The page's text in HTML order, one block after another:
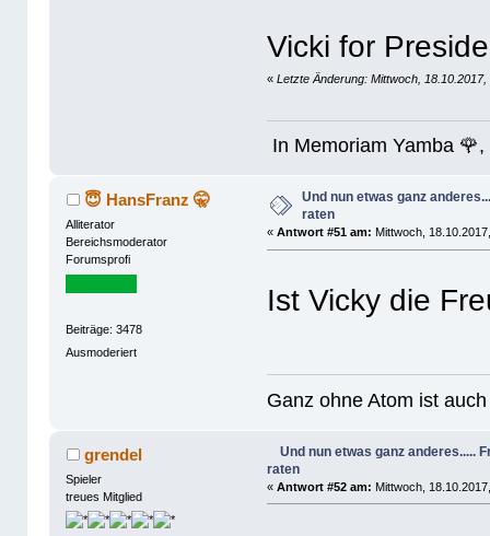
Vicki for
«Letzte Änderung: Mittwoch,
In Memoriam Yamba
😇 HansFranz 🤫
Alliterator
Bereichsmoderator
Forumsprofi
Beiträge: 3478
Ausmoderiert
Und nun etwas ganz
raten
«Antwort #51 am: Mittwoch,
Ist Vicky die
Ganz ohne Atom ist
grendel
Spieler
treues Mitglied
Und nun etwas ganz anderes.....
raten
«Antwort #52 am: Mittwoch,